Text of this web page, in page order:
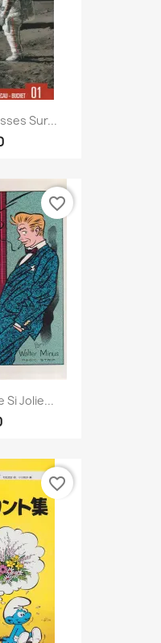
Sur...
Si Jolie...
favorite_border
favorite_border